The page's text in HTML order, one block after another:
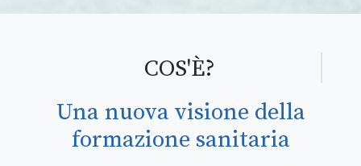
COS'È?
Una nuova visione della
formazione sanitaria